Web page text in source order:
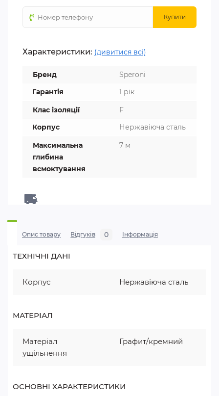
Купити
Характеристики: (дивитися всі)
Бренд
Speroni
Гарантія
1 рік
Клас ізоляції
F
Корпус
Нержавіюча сталь
Максимальна
глибина
всмоктування
7 м
Опис товару Відгуків 0 Iнформація
ТЕХНІЧНІ ДАНІ
Корпус Нержавіюча сталь
МАТЕРІАЛ
Матеріал
ущільнення
Графит/кремний
ОСНОВНІ ХАРАКТЕРИСТИКИ